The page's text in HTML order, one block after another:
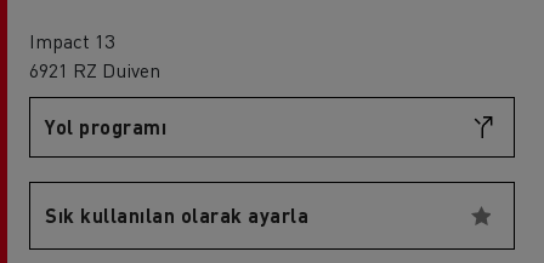
Impact 13
6921 RZ Duiven
Yol programı
Sık kullanılan olarak ayarla